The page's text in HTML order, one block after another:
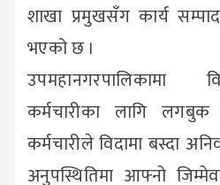
शाखा प्रमुखसँग कार्य
भएको छ ।
उपमहानगरपालिकामा
कर्मचारीका लागि
कर्मचारीले विदामा बस्दा
अनुपस्थितिमा आफ्नो